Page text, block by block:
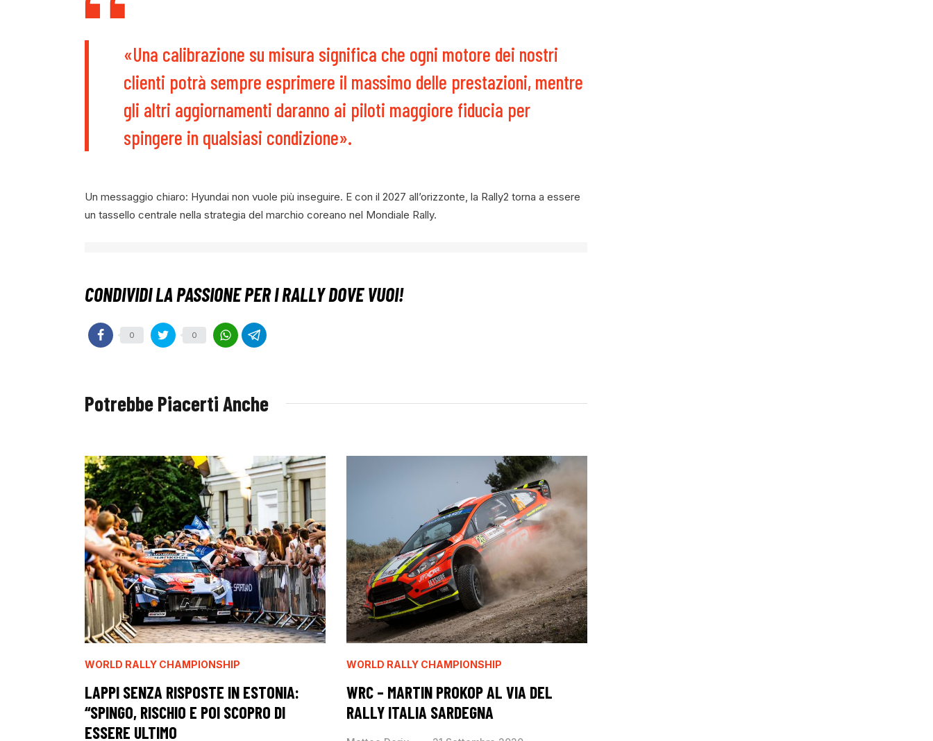
«Una calibrazione su misura significa che ogni motore dei nostri
clienti potrà sempre esprimere il massimo delle prestazioni, mentre
gli altri aggiornamenti daranno ai piloti maggiore fiducia per
spingere in qualsiasi condizione».
Un messaggio chiaro: Hyundai non vuole più inseguire. E con il 2027 all’orizzonte, la Rally2 torna a essere
un tassello centrale nella strategia del marchio coreano nel Mondiale Rally.
0 0
Potrebbe Piacerti Anche
WORLD RALLY CHAMPIONSHIP
LAPPI SENZA RISPOSTE IN ESTONIA:
“SPINGO, RISCHIO E POI SCOPRO DI
ESSERE ULTIMO
WORLD RALLY CHAMPIONSHIP
WRC – MARTIN PROKOP AL VIA DEL
RALLY ITALIA SARDEGNA